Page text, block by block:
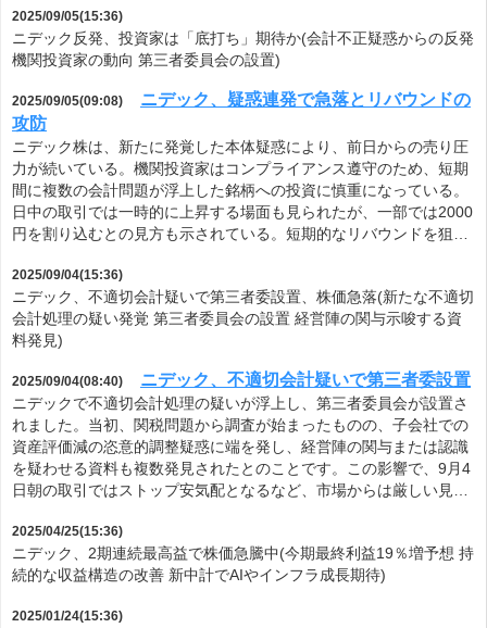
2025/09/05(15:36)
ニデック反発、投資家は「底打ち」期待か(会計不正疑惑からの反発
機関投資家の動向 第三者委員会の設置)
2025/09/05(09:08)
ニデック、疑惑連発で急落とリバウンドの
攻防
ニデック株は、新たに発覚した本体疑惑により、前日からの売り圧
力が続いている。機関投資家はコンプライアンス遵守のため、短期
間に複数の会計問題が浮上した銘柄への投資に慎重になっている。
日中の取引では一時的に上昇する場面も見られたが、一部では2000
円を割り込むとの見方も示されている。短期的なリバウンドを狙…
2025/09/04(15:36)
ニデック、不適切会計疑いで第三者委設置、株価急落(新たな不適切
会計処理の疑い発覚 第三者委員会の設置 経営陣の関与示唆する資
料発見)
2025/09/04(08:40) ニデック、不適切会計疑いで第三者委設置
ニデックで不適切会計処理の疑いが浮上し、第三者委員会が設置さ
れました。当初、関税問題から調査が始まったものの、子会社での
資産評価減の恣意的調整疑惑に端を発し、経営陣の関与または認識
を疑わせる資料も複数発見されたとのことです。この影響で、9月4
日朝の取引ではストップ安気配となるなど、市場からは厳しい見…
2025/04/25(15:36)
ニデック、2期連続最高益で株価急騰中(今期最終利益19％増予想 持
続的な収益構造の改善 新中計でAIやインフラ成長期待)
2025/01/24(15:36)